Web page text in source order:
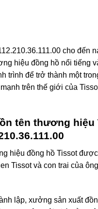
cho đến
hiệu đồng hồ nổi tiếng
trình để trở thành một
trên thế giới của
tên thương hiệu
hiệu đồng hồ Tissot
Tissot và con trai của
lập, xưởng sản xuất